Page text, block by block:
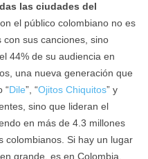
las ciudades del
el público colombiano no es
sus canciones, sino
44% de su audiencia en
una nueva generación que
“Dile”, “Ojitos Chiquitos” y
sino que lideran el
en más de 4.3 millones
colombianos. Si hay un lugar
grande, es en Colombia,